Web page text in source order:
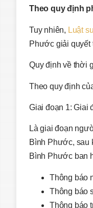
Theo quy định
Tuy nhiên, Luật
Phước giải quyết
Quy định về thời
Theo quy định
Giai đoạn 1: Giai
Là giai đoạn
Bình Phước, sau
Bình Phước ban
Thông báo
Thông báo
Thông báo